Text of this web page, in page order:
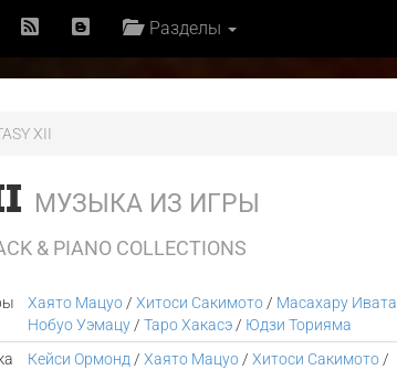
Разделы
XII
МУЗЫКА ИЗ ИГРЫ
& PIANO COLLECTIONS
Хаято Мацуо/ Хитоси Сакимото/ Масахару Ивата
Нобуо Уэмацу/ Таро Хакасэ/ Юдзи Торияма
Кейси Ормонд / Хаято Мацуо/ Хитоси Сакимото/